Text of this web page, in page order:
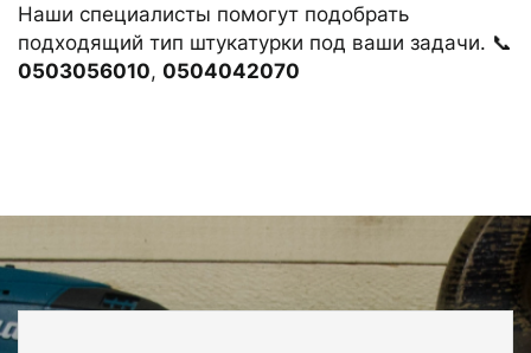
Наши специалисты помогут подобрать
подходящий тип штукатурки под ваши задачи. 📞
0503056010, 0504042070